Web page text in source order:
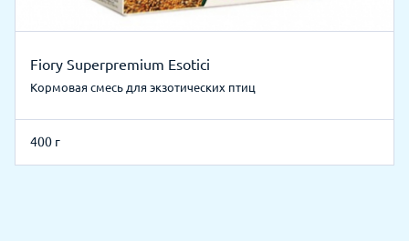
Fiory Superpremium Esotici
Кормовая смесь для экзотических птиц
400 г